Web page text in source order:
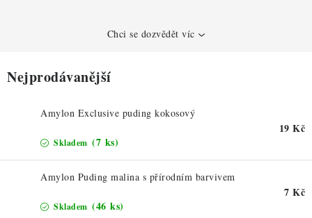
TÉMATICKÉ PRODUKTY
PROFI BALENÍ
NOVÉ ZBOŽÍ
ZNAČKY
Hodnocení obchodu
Blog
Chci se dozvědět víc
Nejprodávanější
Amylon Exclusive puding kokosový
Skladem (7 ks)
19 Kč
Amylon Puding malina s přírodním barvivem
Skladem (46 ks)
7 Kč